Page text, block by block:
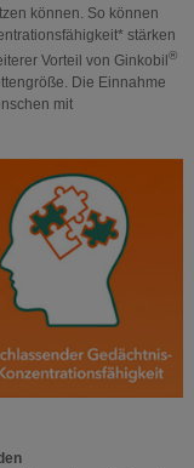
können. So können
stärken
Vorteil von Ginkobil®
Die Einnahme
mit